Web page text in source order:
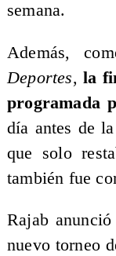
semana.
Además,
Deportes,la
programada
día antes de
que solo
también fue
Rajab
nuevo torneo